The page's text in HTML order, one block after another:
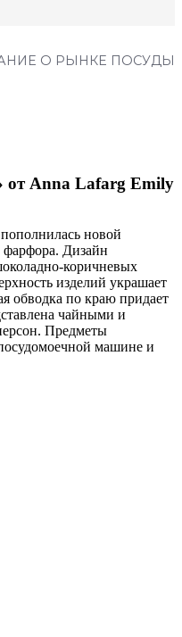
О РЫНКЕ ПОСУДЫ
от Anna Lafarg Emily
новой
фарфора. Дизайн
коричневых
изделий украшает
обводка по краю придает
чайными и
Предметы
машине и